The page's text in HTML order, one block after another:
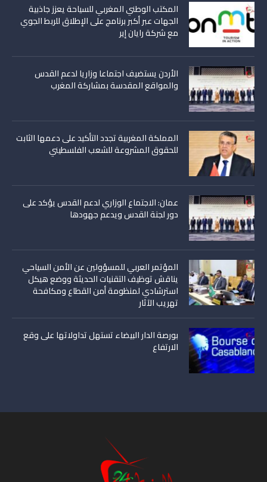
المكتب الوطني المغربي للسياحة يعزز جاذبية
الجهات عبر أكبر برنامج على الإطلاق للربط الجوي
مع شركة رايان إير
الأردن يستضيف اجتماعا وزاريا لدعم القدس
والمواقع المقدسة بمشاركة المغرب
المملكة المغربية تجدد التأكيد على دعمها الثابت
للحقوق المشروعة للشعب الفلسطيني
عمان: الاجتماع الوزاري لدعم القدس يؤكد على
دور لجنة القدس ويدعم جهودها
المؤتمر العربي للمسؤولين عن الأمن السياحي
يناقش توظيف التقنيات الحديثة ووضع هيكل
استرشادي لمنظومة أمن القطاع ومكافحة
تهريب الآثار
بورصة الدار البيضاء تستهل تداولاتها على وقع
الارتفاع